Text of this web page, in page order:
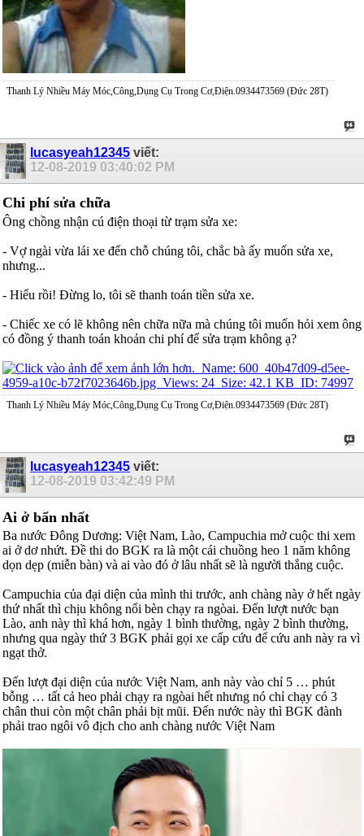
Thanh Lý Nhiều Máy Móc,Công,Dụng Cụ Trong Cơ,Điện.0934473569 (Đức 28T)
lucasyeah12345 viết:
12-08-2019 03:40:02 PM
Chi phí sửa chữa
Ông chồng nhận cú điện thoại từ trạm sửa xe:
- Vợ ngài vừa lái xe đến chỗ chúng tôi, chắc bà ấy muốn sửa xe,
nhưng...
- Hiểu rồi! Đừng lo, tôi sẽ thanh toán tiền sửa xe.
- Chiếc xe có lẽ không nên chữa nữa mà chúng tôi muốn hỏi xem ông
có đồng ý thanh toán khoản chi phí để sửa trạm không ạ?
Thanh Lý Nhiều Máy Móc,Công,Dụng Cụ Trong Cơ,Điện.0934473569 (Đức 28T)
lucasyeah12345 viết:
12-08-2019 03:42:49 PM
Ai ở bẩn nhất
Ba nước Đông Dương: Việt Nam, Lào, Campuchia mở cuộc thi xem
ai ở dơ nhứt. Đề thi do BGK ra là một cái chuồng heo 1 năm không
dọn dẹp (miễn bàn) và ai vào đó ở lâu nhất sẽ là người thắng cuộc.
Campuchia của đại diện của mình thi trước, anh chàng này ở hết ngày
thứ nhất thì chịu không nổi bèn chạy ra ngòai. Đến lượt nước bạn
Lào, anh này thì khá hơn, ngày 1 bình thường, ngày 2 bình thường,
nhưng qua ngày thứ 3 BGK phải gọi xe cấp cứu để cứu anh này ra vì
ngạt thở.
Đến lượt đại diện của nước Việt Nam, anh này vào chỉ 5 … phút
bỗng … tất cả heo phải chạy ra ngòai hết nhưng nó chỉ chạy có 3
chân thui còn một chân phải bịt mũi. Đến nước này thì BGK đành
phải trao ngôi vô địch cho anh chàng nước Việt Nam